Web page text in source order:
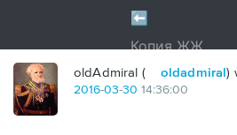
oldAdmiral ( oldadmiral)
2016-03-30 14:36:00